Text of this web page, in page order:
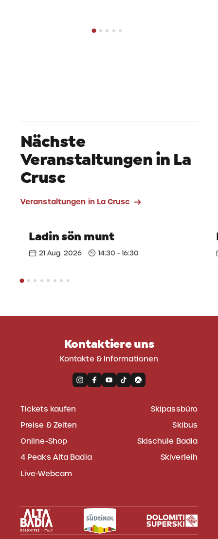
Nächste
Veranstaltungen in La
Crusc
Veranstaltungen in La Crusc
Ladin sön munt
21 Aug. 2026 14:30 - 16:30
Kontaktiere uns
Kontakte & Informationen
Tickets kaufen
Preise & Zeiten
Online-Shop
4 Peaks Alta Badia
Live-Webcam
Skipassbüro
Skibus
Skischule Badia
Skiverleih